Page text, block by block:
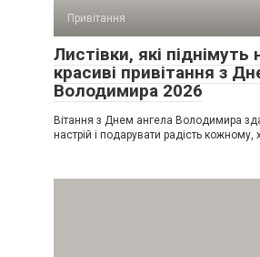
Привітання
Листівки, які піднімуть
красиві привітання з
Володимира 2026
Вітання з Днем ангела Володимира
настрій і подарувати радість кожному,